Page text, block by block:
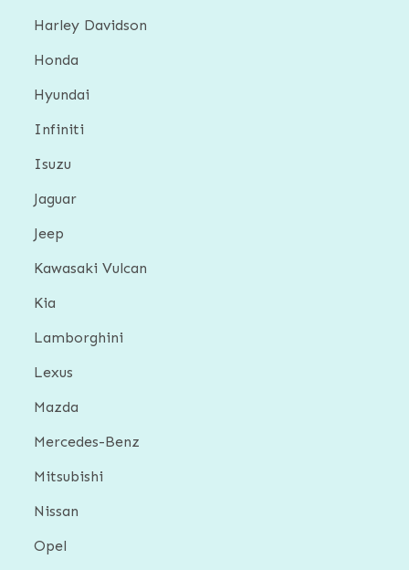
Harley Davidson
Honda
Hyundai
Infiniti
Isuzu
Jaguar
Jeep
Kawasaki Vulcan
Kia
Lamborghini
Lexus
Mazda
Mercedes-Benz
Mitsubishi
Nissan
Opel